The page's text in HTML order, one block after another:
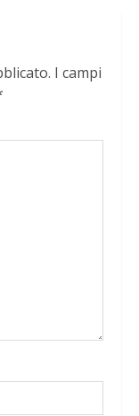
I campi